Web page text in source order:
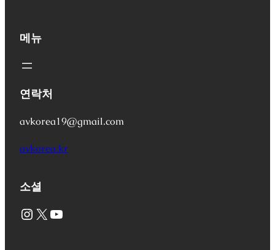
메뉴
연락처
avkorea19@gmail.com
avkorea.kr
소셜
Instagram X YouTube